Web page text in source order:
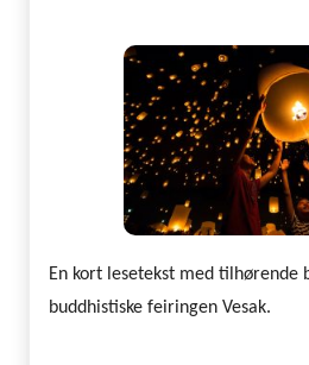
En kort lesetekst med tilhørende
buddhistiske feiringen Vesak.